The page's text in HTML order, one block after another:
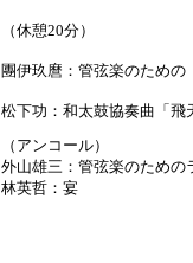
（休憩20分）
團伊玖麿：管弦楽のための
松下功：和太鼓協奏曲「飛
（アンコール）
外山雄三：管弦楽のための
林英哲：宴